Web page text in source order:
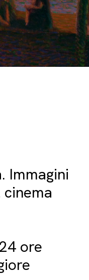
Immagini
ore